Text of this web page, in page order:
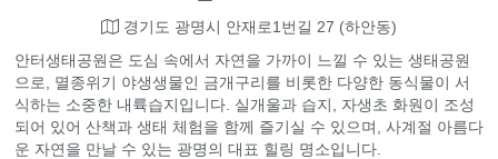
경기도 광명시 안재로1번길 27 (하안동)
안터생태공원은 도심 속에서 자연을 가까이 느낄 수 있는 생태공원
으로, 멸종위기 야생생물인 금개구리를 비롯한 다양한 동식물이 서
식하는 소중한 내륙습지입니다. 실개울과 습지, 자생초 화원이 조성
되어 있어 산책과 생태 체험을 함께 즐기실 수 있으며, 사계절 아름다
운 자연을 만날 수 있는 광명의 대표 힐링 명소입니다.